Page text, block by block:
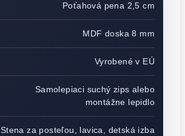
Poťahová pena 2,5 cm
MDF doska 8 mm
Vyrobené v EÚ
Samolepiaci suchý zips alebo
montážne lepidlo
Stena za posteľou, lavica, detská izba